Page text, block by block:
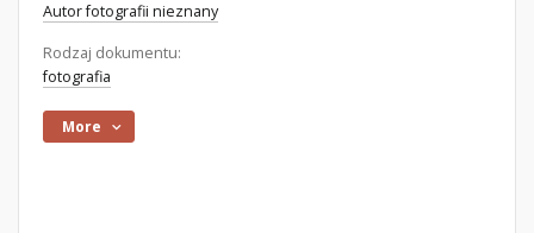
Autor fotografii nieznany
Rodzaj dokumentu:
fotografia
More